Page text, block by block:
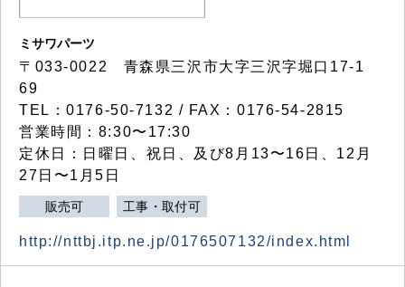
ミサワパーツ
〒033-0022 青森県三沢市大字三沢字堀口17-1
69
TEL：0176-50-7132 / FAX：0176-54-2815
営業時間：8:30〜17:30
定休日：日曜日、祝日、及び8月13〜16日、12月
27日〜1月5日
販売可 工事・取付可
http://nttbj.itp.ne.jp/0176507132/index.html